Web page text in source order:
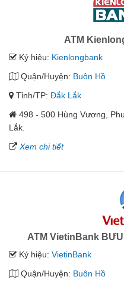
ATM
Ký hiệu: Kienlongbank
Quận/Huyện: Buôn Hồ
Tỉnh/TP: Đắk Lắk
498 - 500 Hùng Vương,
Lắk.
Xem chi tiết
ATM VietinBank
Ký hiệu: VietinBank
Quận/Huyện: Buôn Hồ